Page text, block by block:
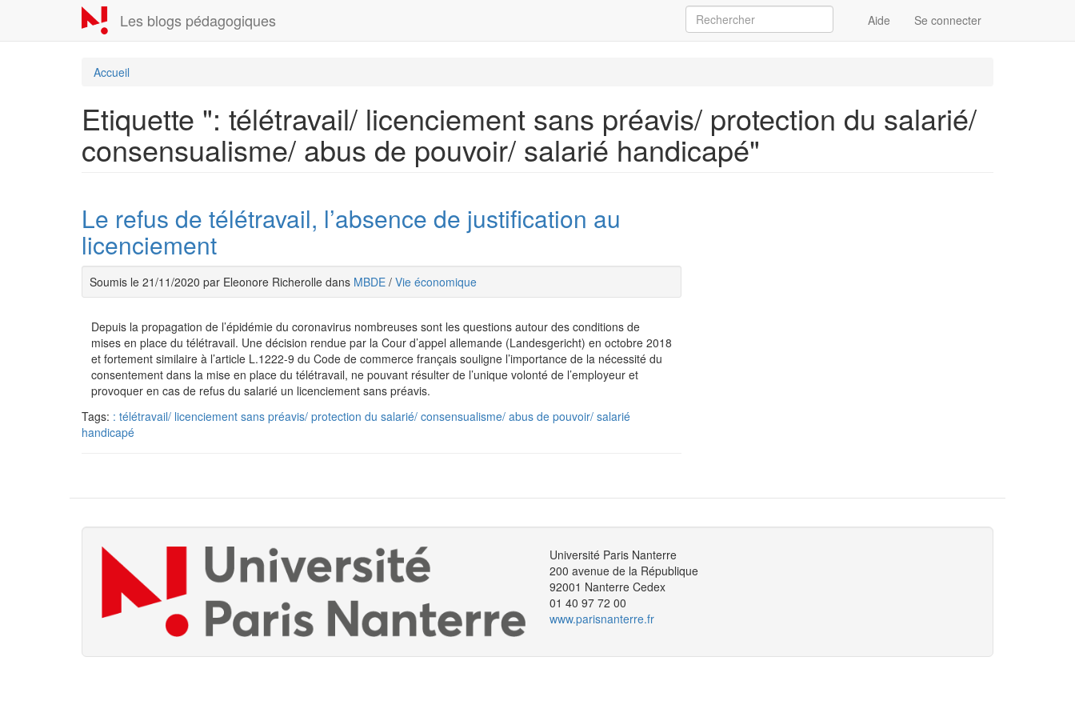
contenu
Les blogs pédagogiques Aide Se connecter
Accueil
Etiquette ": télétravail/ licenciement sans préavis/ protection du salarié/
consensualisme/ abus de pouvoir/ salarié handicapé"
Le refus de télétravail, l’absence de justification au
licenciement
Soumis le 21/11/2020 par Eleonore Richerolle dans MBDE / Vie économique
Depuis la propagation de l’épidémie du coronavirus nombreuses sont les questions autour des conditions de
mises en place du télétravail. Une décision rendue par la Cour d’appel allemande (Landesgericht) en octobre 2018
et fortement similaire à l’article L.1222-9 du Code de commerce français souligne l’importance de la nécessité du
consentement dans la mise en place du télétravail, ne pouvant résulter de l’unique volonté de l’employeur et
provoquer en cas de refus du salarié un licenciement sans préavis.
Tags: : télétravail/ licenciement sans préavis/ protection du salarié/ consensualisme/ abus de pouvoir/ salarié
handicapé
Université Paris Nanterre
200 avenue de la République
92001 Nanterre Cedex
01 40 97 72 00
www.parisnanterre.fr